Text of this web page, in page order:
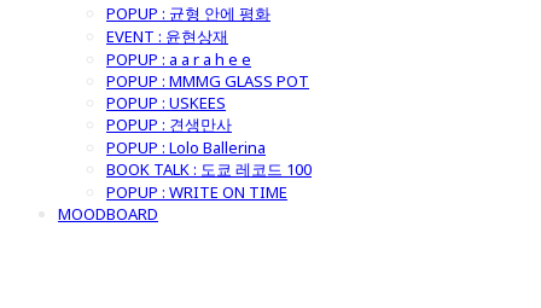
POPUP : 균형 안에 평화
EVENT : 윤현상재
POPUP : a a r a h e e
POPUP : MMMG GLASS POT
POPUP : USKEES
POPUP : 견생만사
POPUP : Lolo Ballerina
BOOK TALK : 도쿄 레코드 100
POPUP : WRITE ON TIME
MOODBOARD